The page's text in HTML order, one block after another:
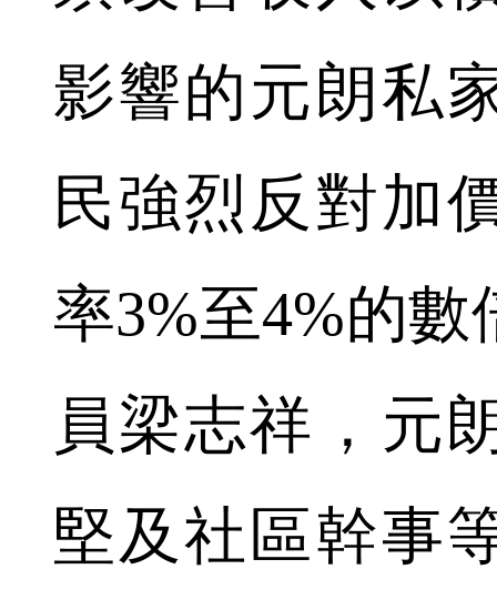
影響的元朗私
民強烈反對加
率3%至4%的
員梁志祥，元
堅及社區幹事